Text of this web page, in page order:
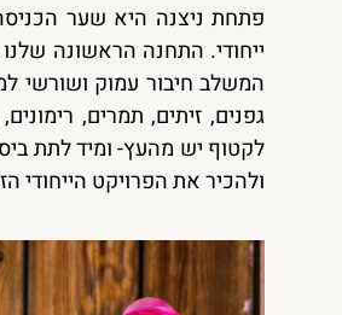
ייחודי. התחנה הראשונה
המשלב חיבור עמוק ושורשי
גפנים, זיתים, תמרים,
לקטוף יש מהעץ- ומיד לתת
ולהכיר את הפרויקט הייחודי